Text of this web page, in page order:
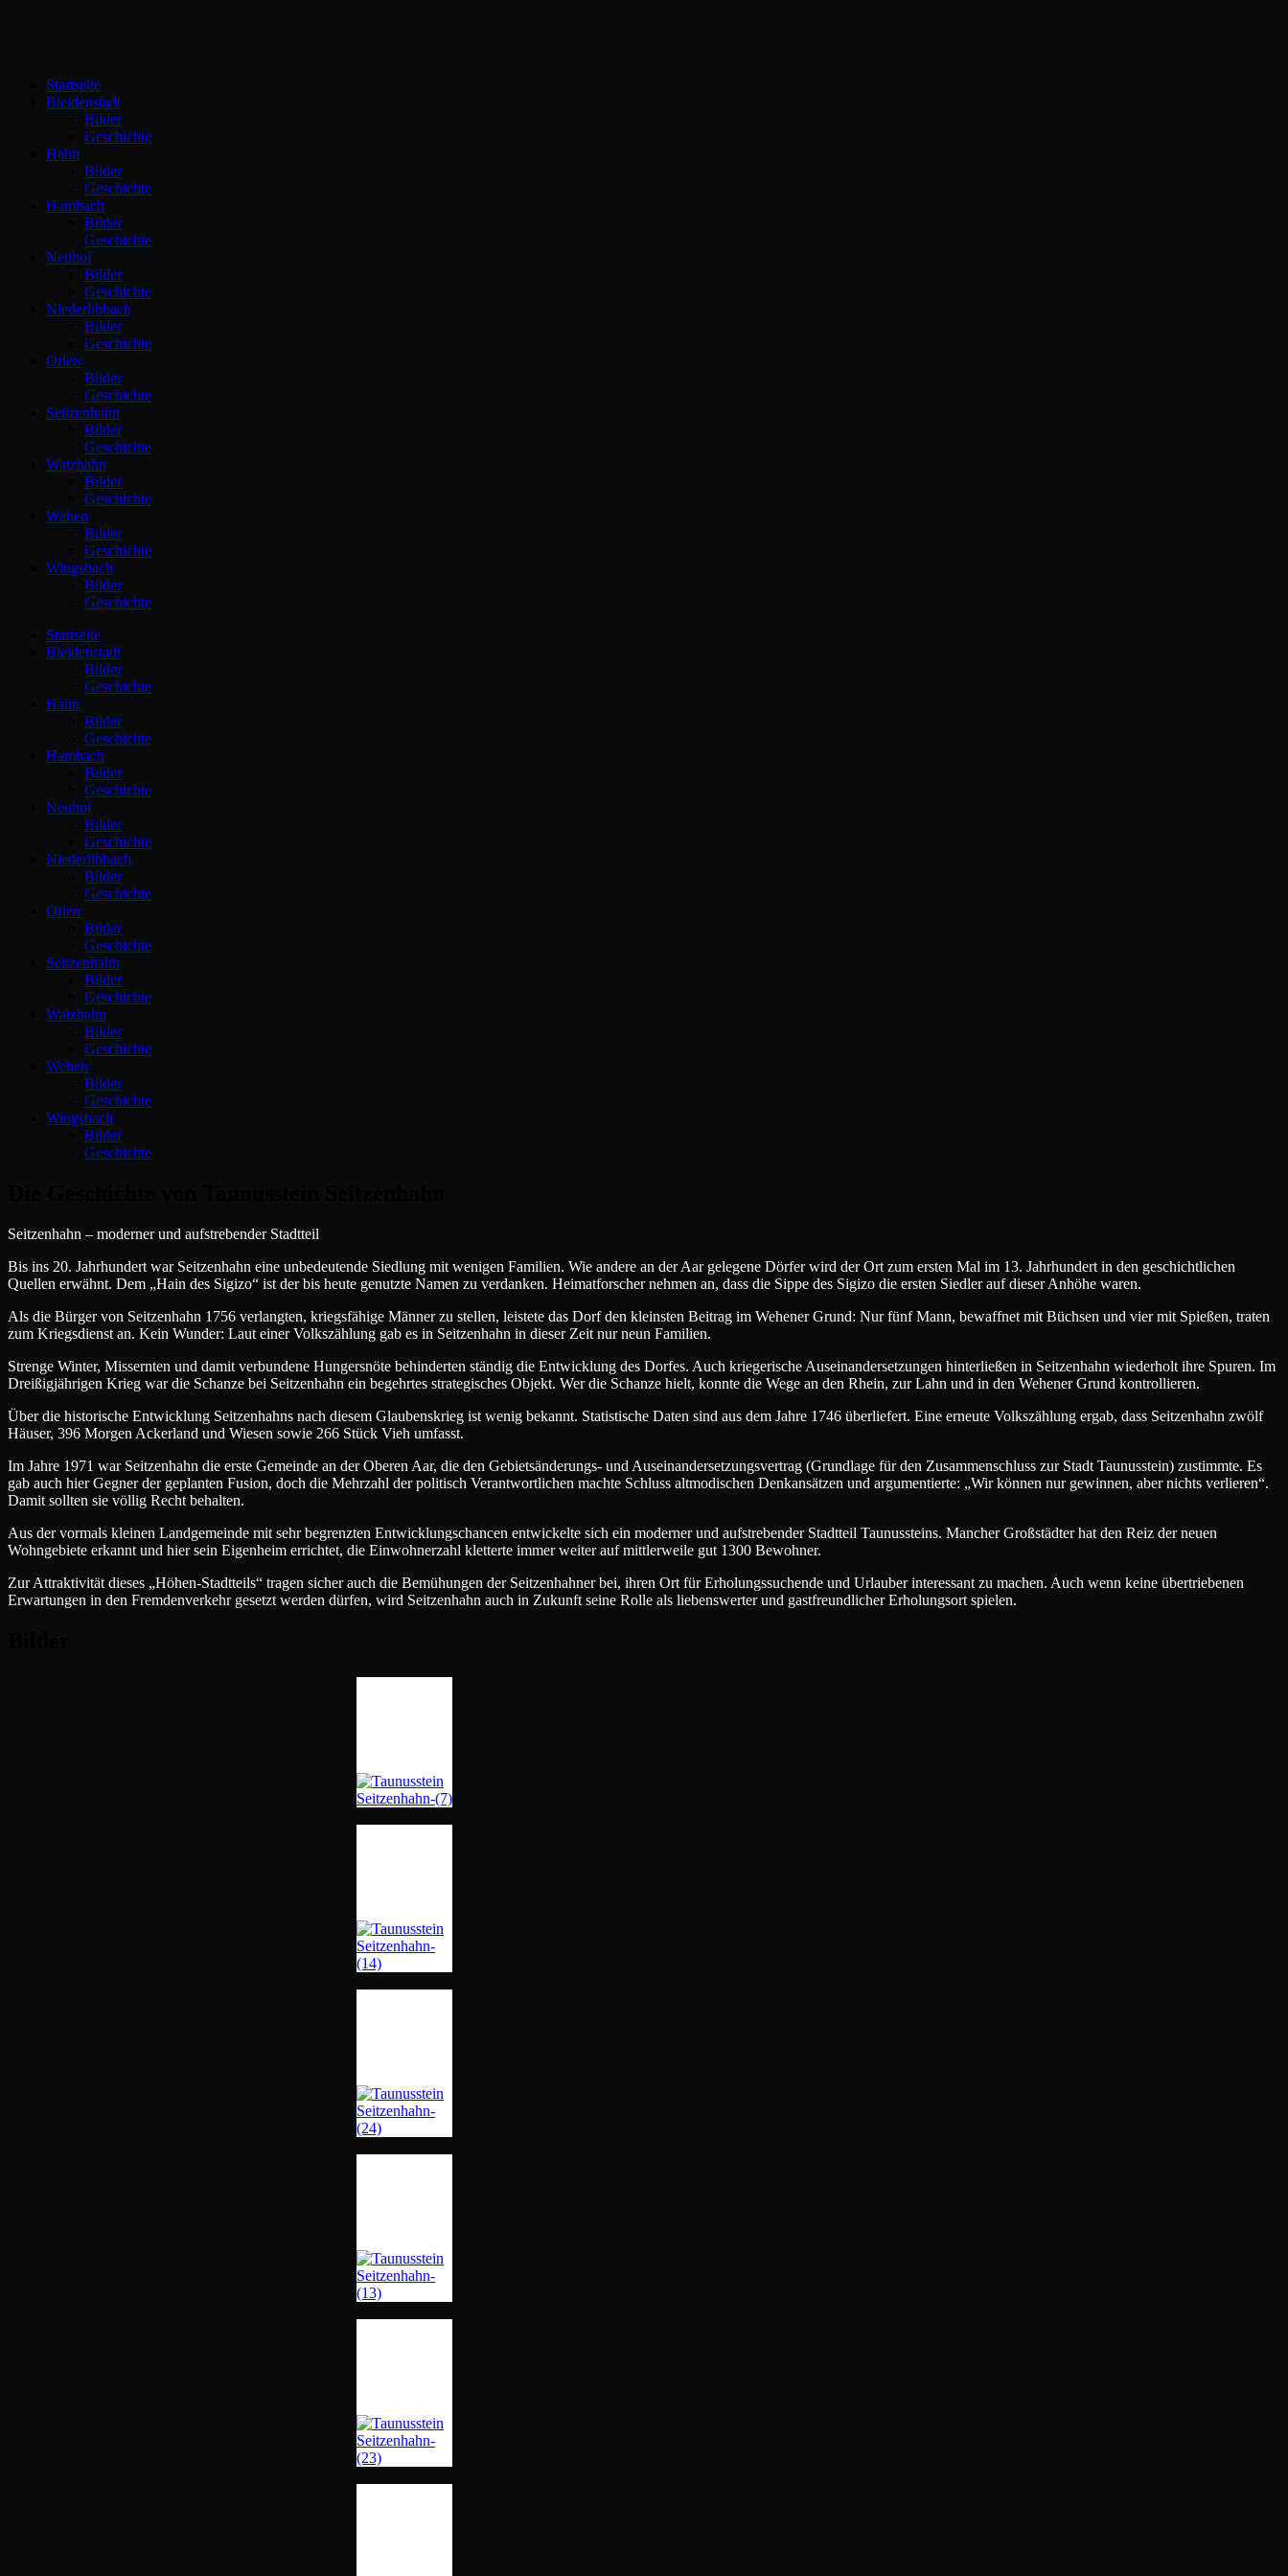
Startseite
Bleidenstadt
Bilder
Geschichte
Hahn
Bilder
Geschichte
Hambach
Bilder
Geschichte
Neuhof
Bilder
Geschichte
Niederlibbach
Bilder
Geschichte
Orlen
Bilder
Geschichte
Seitzenhahn
Bilder
Geschichte
Watzhahn
Bilder
Geschichte
Wehen
Bilder
Geschichte
Wingsbach
Bilder
Geschichte
Startseite
Bleidenstadt
Bilder
Geschichte
Hahn
Bilder
Geschichte
Hambach
Bilder
Geschichte
Neuhof
Bilder
Geschichte
Niederlibbach
Bilder
Geschichte
Orlen
Bilder
Geschichte
Seitzenhahn
Bilder
Geschichte
Watzhahn
Bilder
Geschichte
Wehen
Bilder
Geschichte
Wingsbach
Bilder
Geschichte
Seitzenhahn – moderner und aufstrebender Stadtteil
Bis ins 20. Jahrhundert war Seitzenhahn eine unbedeutende Siedlung mit wenigen Familien. Wie andere an der Aar gelegene Dörfer wird der Ort zum ersten Mal im 13. Jahrhundert in den geschichtlichen
Quellen erwähnt. Dem „Hain des Sigizo“ ist der bis heute genutzte Namen zu verdanken. Heimatforscher nehmen an, dass die Sippe des Sigizo die ersten Siedler auf dieser Anhöhe waren.
Als die Bürger von Seitzenhahn 1756 verlangten, kriegsfähige Männer zu stellen, leistete das Dorf den kleinsten Beitrag im Wehener Grund: Nur fünf Mann, bewaffnet mit Büchsen und vier mit Spießen, traten
zum Kriegsdienst an. Kein Wunder: Laut einer Volkszählung gab es in Seitzenhahn in dieser Zeit nur neun Familien.
Strenge Winter, Missernten und damit verbundene Hungersnöte behinderten ständig die Entwicklung des Dorfes. Auch kriegerische Auseinandersetzungen hinterließen in Seitzenhahn wiederholt ihre Spuren. Im
Dreißigjährigen Krieg war die Schanze bei Seitzenhahn ein begehrtes strategisches Objekt. Wer die Schanze hielt, konnte die Wege an den Rhein, zur Lahn und in den Wehener Grund kontrollieren.
Über die historische Entwicklung Seitzenhahns nach diesem Glaubenskrieg ist wenig bekannt. Statistische Daten sind aus dem Jahre 1746 überliefert. Eine erneute Volkszählung ergab, dass Seitzenhahn zwölf
Häuser, 396 Morgen Ackerland und Wiesen sowie 266 Stück Vieh umfasst.
Im Jahre 1971 war Seitzenhahn die erste Gemeinde an der Oberen Aar, die den Gebietsänderungs- und Auseinandersetzungsvertrag (Grundlage für den Zusammenschluss zur Stadt Taunusstein) zustimmte. Es
gab auch hier Gegner der geplanten Fusion, doch die Mehrzahl der politisch Verantwortlichen machte Schluss altmodischen Denkansätzen und argumentierte: „Wir können nur gewinnen, aber nichts verlieren“.
Damit sollten sie völlig Recht behalten.
Aus der vormals kleinen Landgemeinde mit sehr begrenzten Entwicklungschancen entwickelte sich ein moderner und aufstrebender Stadtteil Taunussteins. Mancher Großstädter hat den Reiz der neuen
Wohngebiete erkannt und hier sein Eigenheim errichtet, die Einwohnerzahl kletterte immer weiter auf mittlerweile gut 1300 Bewohner.
Zur Attraktivität dieses „Höhen-Stadtteils“ tragen sicher auch die Bemühungen der Seitzenhahner bei, ihren Ort für Erholungssuchende und Urlauber interessant zu machen. Auch wenn keine übertriebenen
Erwartungen in den Fremdenverkehr gesetzt werden dürfen, wird Seitzenhahn auch in Zukunft seine Rolle als liebenswerter und gastfreundlicher Erholungsort spielen.